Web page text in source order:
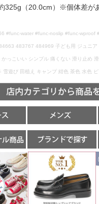
325g（20.0cm）※個体差が
#func-water #func-noslip #func-wproof
483767 484969 子ども用 ジュニア
っこいい シンプル 痛くない 滑り止め
雪遊び 田植え キャンプ 紺色 茶色 水色